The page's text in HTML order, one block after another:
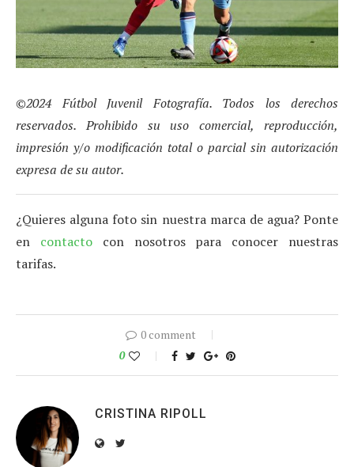
©2024 Fútbol Juvenil Fotografía. Todos los derechos
reservados. Prohibido su uso comercial, reproducción,
impresión y/o modificación total o parcial sin autorización
expresa de su autor.
¿Quieres alguna foto sin nuestra marca de agua? Ponte
en contactocon nosotros para conocer nuestras
tarifas.
0 comment
0
CRISTINA RIPOLL